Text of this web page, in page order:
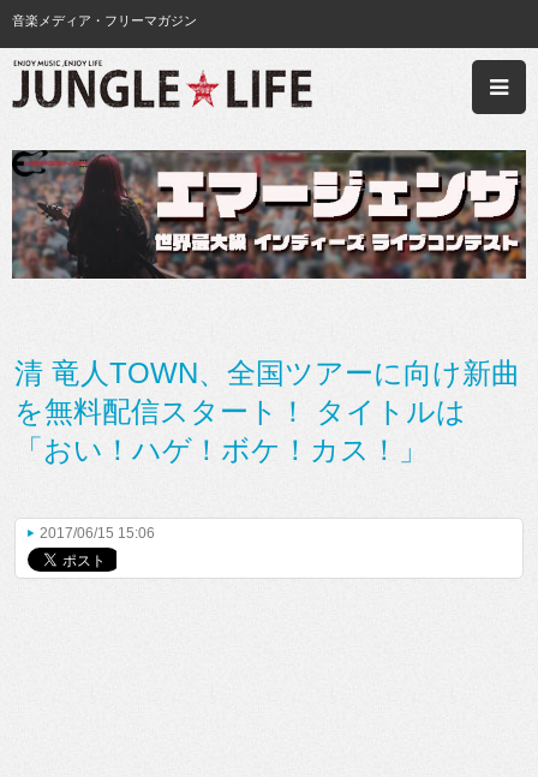
音楽メディア・フリーマガジン
清 竜人TOWN、全国ツアーに向け新曲
を無料配信スタート！ タイトルは
「おい！ハゲ！ボケ！カス！」
2017/06/15 15:06